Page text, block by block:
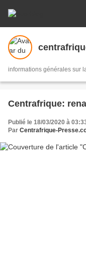
informations générales sur
Centrafrique:
Publié le 18/03/2020 à
Par Centrafrique-